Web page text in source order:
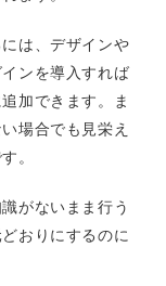
は、デザインや
ンを導入すれば
加できます。ま
場合でも見栄え
。
がないまま行う
おりにするのに